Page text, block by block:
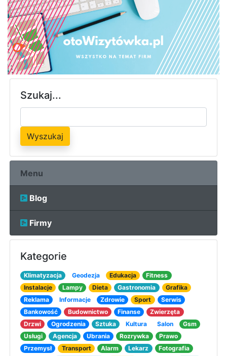
Szukaj...
Wyszukaj
Menu
Blog
Firmy
Kategorie
Klimatyzacja Geodezja Edukacja
Fitness
Instalacje
Lampy Dieta Gastronomia
Grafika
Reklama
Informacje Zdrowie Sport
Serwis
Bankowość
Budownictwo Finanse
Zwierzęta
Drzwi
Ogrodzenia Sztuka Kultura Salon
Gsm
Usługi
Agencja Ubrania Rozrywka
Prawo
Przemysł
Transport Alarm Lekarz
Fotografia